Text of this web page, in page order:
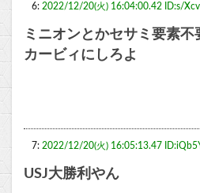
6: 2022/12/20(火) 16:04:00.42 ID:s/
ミニオンとかセサミ要素
カービィにしろよ
7: 2022/12/20(火) 16:05:13.47
USJ大勝利やん